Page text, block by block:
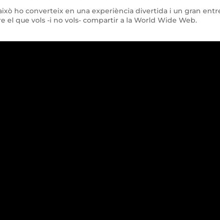
ho converteix en una experiència divertida i un gran
el que vols -i no vols- compartir a la World Wide Web.